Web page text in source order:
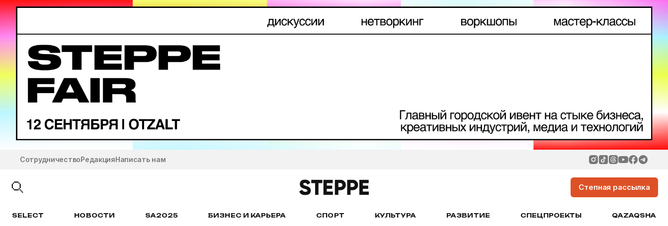
СотрудничествоРедакцияНаписать нам
Степная рассылка
SELECT НОВОСТИ SA2025 БИЗНЕС И КАРЬЕРА СПОРТ КУЛЬТУРА РАЗВИТИЕ СПЕЦПРОЕКТЫ QAZAQSHA